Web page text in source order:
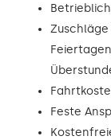
Zuschläge
Feste